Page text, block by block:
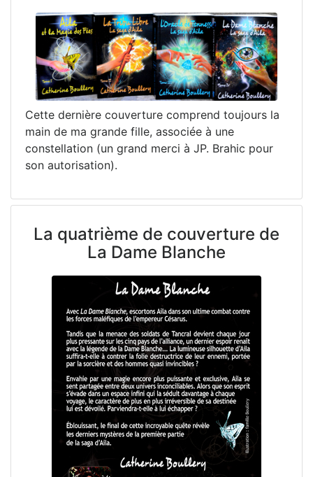
Cette dernière couverture comprend toujours la
main de ma grande fille, associée à une
constellation (un grand merci à JP. Brahic pour
son autorisation).
La quatrième de couverture de
La Dame Blanche